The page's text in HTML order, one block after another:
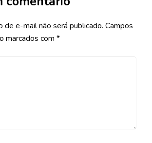
de e-mail não será publicado. Campos
marcados com *